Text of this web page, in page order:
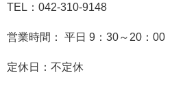
TEL： 042-310-9148
営業時間： 平日 9：30～20：00
定休日：不定休